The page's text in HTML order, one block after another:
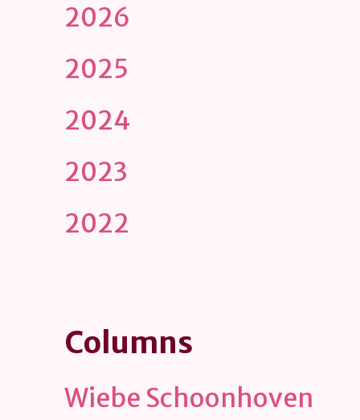
2026
2025
2024
2023
2022
Columns
Wiebe Schoonhoven